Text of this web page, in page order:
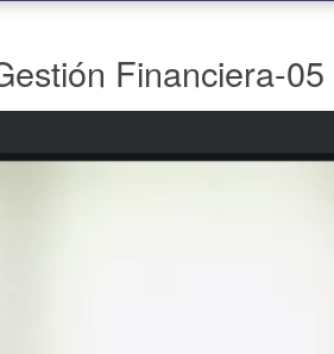
Financiera-05